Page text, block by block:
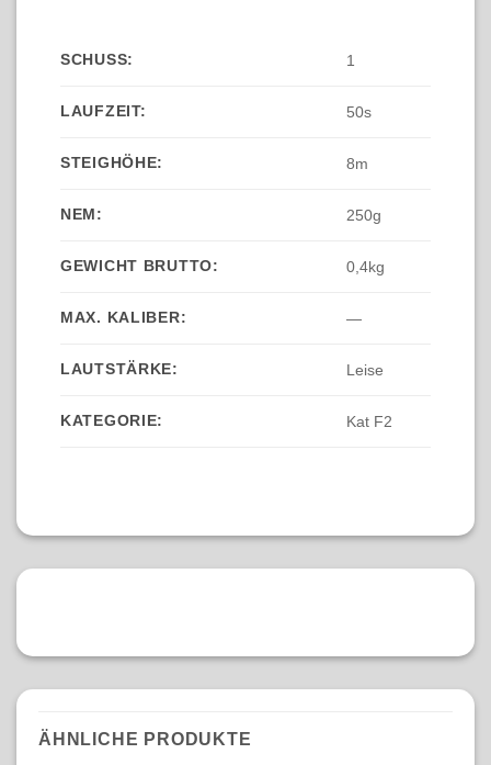
SCHUSS: 1
LAUFZEIT: 50s
STEIGHÖHE: 8m
NEM: 250g
GEWICHT BRUTTO: 0,4kg
MAX. KALIBER: —
LAUTSTÄRKE: Leise
KATEGORIE: Kat F2
ÄHNLICHE PRODUKTE